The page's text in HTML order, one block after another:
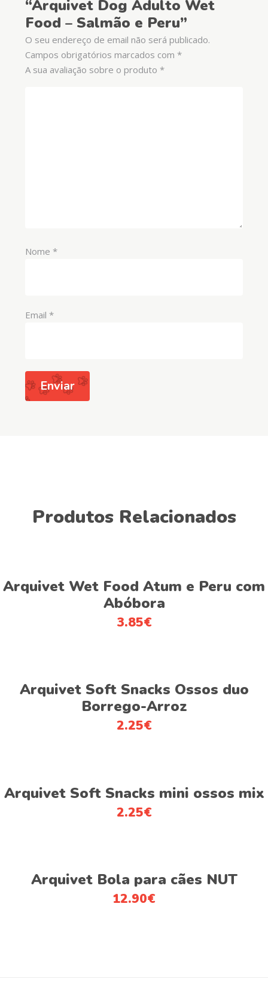
“Arquivet Dog Adulto Wet
Food – Salmão e Peru”
O seu endereço de email não será publicado.
Campos obrigatórios marcados com *
A sua avaliação sobre o produto *
Nome *
Email *
Produtos Relacionados
Adicionar
Arquivet Wet Food Atum e Peru com
Abóbora
3.85€
Adicionar
Arquivet Soft Snacks Ossos duo
Borrego-Arroz
2.25€
Adicionar
Arquivet Soft Snacks mini ossos mix
2.25€
Adicionar
Arquivet Bola para cães NUT
12.90€